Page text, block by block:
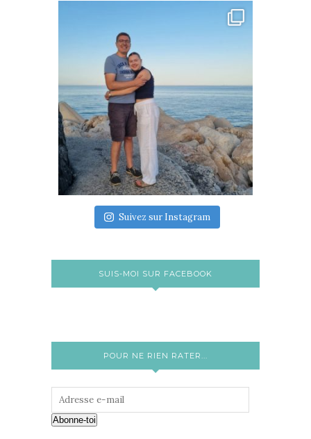
Suivez sur Instagram
SUIS-MOI SUR FACEBOOK
POUR NE RIEN RATER...
Abonne-toi